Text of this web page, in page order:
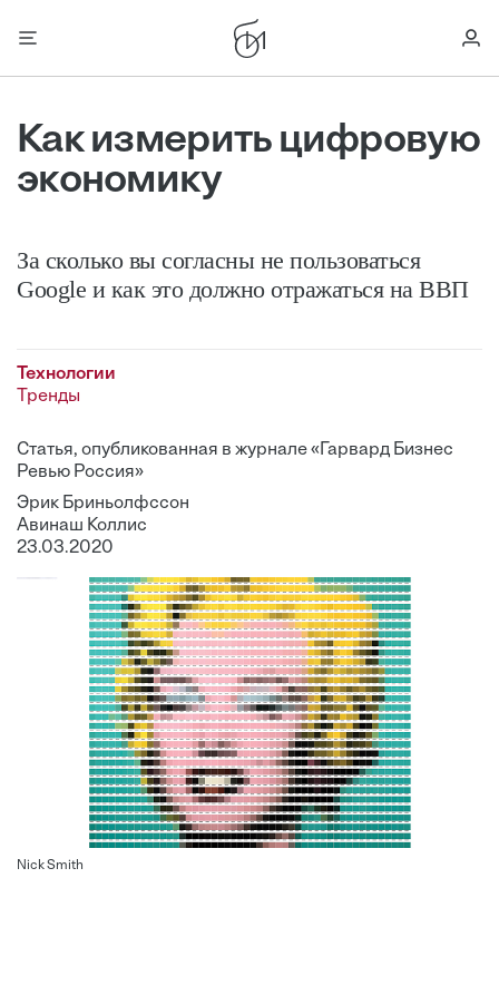
Как измерить цифровую
экономику
За сколько вы согласны не пользоваться
Google и как это должно отражаться на ВВП
Технологии
Тренды
Статья, опубликованная в журнале «Гарвард Бизнес
Ревью Россия»
Эрик Бриньолфссон
Авинаш Коллис
23.03.2020
Nick Smith